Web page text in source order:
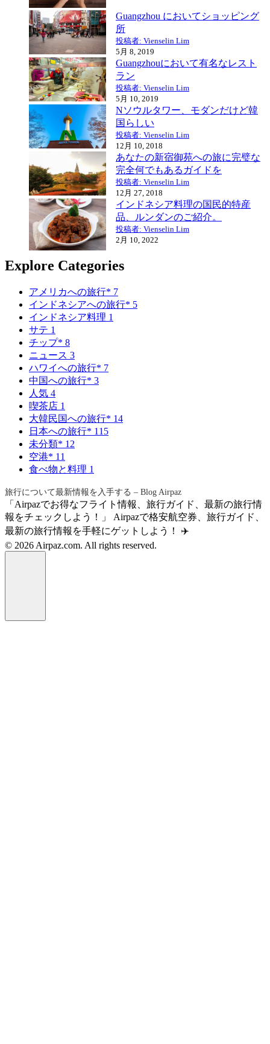
Guangzhou においてショッピング
所
投稿者: Vienselin Lim
5月 8, 2019
Guangzhouにおいて有名なレスト
ラン
投稿者: Vienselin Lim
5月 10, 2019
Nソウルタワー、モダンだけど韓
国らしい
投稿者: Vienselin Lim
12月 10, 2018
あなたの新宿御苑への旅に完璧な
完全何でもあるガイドを
投稿者: Vienselin Lim
12月 27, 2018
インドネシア料理の国民的特産
品、ルンダンのご紹介。
投稿者: Vienselin Lim
2月 10, 2022
Explore Categories
アメリカへの旅行* 7
インドネシアへの旅行* 5
インドネシア料理 1
サテ 1
チップ* 8
ニュース 3
ハワイへの旅行* 7
中国への旅行* 3
人気 4
喫茶店 1
大韓民国への旅行* 14
日本への旅行* 115
未分類* 12
空港* 11
食べ物と料理 1
旅行について最新情報を入手する – Blog Airpaz
「Airpazでお得なフライト情報、旅行ガイド、最新の旅行情
報をチェックしよう！」 Airpazで格安航空券、旅行ガイド、
最新の旅行情報を手軽にゲットしよう！ ✈️
© 2026 Airpaz.com. All rights reserved.